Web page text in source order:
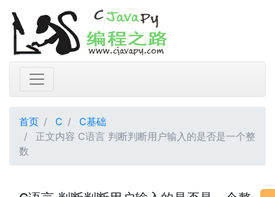
首页 C
C基础
正文内容 C语言 判断判断用户输入的是否是一个整
数